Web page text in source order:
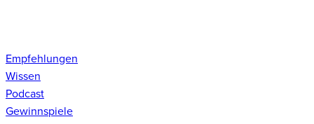
Empfehlungen
Wissen
Podcast
Gewinnspiele